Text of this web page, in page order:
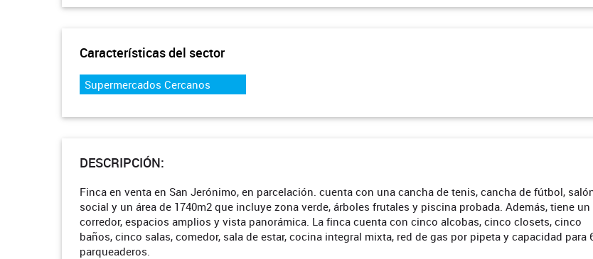
Características del sector
Supermercados Cercanos
DESCRIPCIÓN:
Finca en venta en San Jerónimo, en parcelación. cuenta con una cancha de tenis, cancha de fútbol,
social y un área de 1740m2 que incluye zona verde, árboles frutales y piscina probada. Además, tiene un
corredor, espacios amplios y vista panorámica. La finca cuenta con cinco alcobas, cinco closets, cinco
baños, cinco salas, comedor, sala de estar, cocina integral mixta, red de gas por pipeta y capacidad para
parqueaderos.